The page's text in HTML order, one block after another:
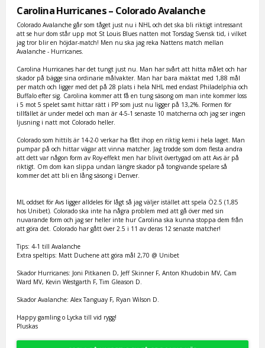
Carolina Hurricanes – Colorado Avalanche
Colorado Avalanche går som tåget just nu i NHL och det ska bli riktigt intressant
att se hur dom står upp mot St Louis Blues natten mot Torsdag Svensk tid, i vilket
jag tror blir en höjdar-match! Men nu ska jag reka Nattens match mellan
Avalanche - Hurricanes.
Carolina Hurricanes har det tungt just nu. Man har svårt att hitta målet och har
skador på bägge sina ordinarie målvakter. Man har bara mäktat med 1,88 mål
per match och ligger med det på 28 plats i hela NHL med endast Philadelphia och
Buffalo efter sig. Carolina kommer att få en tung säsong om man inte kommer loss
i 5 mot 5 spelet samt hittar rätt i PP som just nu ligger på 13,2%. Formen för
tillfället är under medel och man är 4-5-1 senaste 10 matcherna och jag ser ingen
ljusning i natt mot Colorado heller.
Colorado som hittils är 14-2-0 verkar ha fått ihop en riktig kemi i hela laget. Man
pumpar på och hittar vägar att vinna matcher. Jag trodde som dom flesta andra
att dett var någon form av Roy-effekt men har blivit övertygad om att Avs är på
riktigt. Om dom kan slippa undan längre skador på tongivande spelare så
kommer det att bli en lång säsong i Denver.
ML oddset för Avs ligger alldeles för lågt så jag väljer istället att spela Ö2.5 (1,85
hos Unibet). Colorado ska inte ha några problem med att gå över med sin
nuvarande form och jag ser heller inte hur Carolina ska kunna stoppa dem från
att göra det. Colorado har gått över 2.5 i 11 av deras 12 senaste matcher!
Tips: 4-1 till Avalanche
Extra speltips: Matt Duchene att göra mål 2,70 @ Unibet
Skador Hurricanes: Joni Pitkanen D, Jeff Skinner F, Anton Khudobin MV, Cam
Ward MV, Kevin Westgarth F, Tim Gleason D.
Skador Avalanche: Alex Tanguay F, Ryan Wilson D.
Happy gamling o Lycka till vid rygg!
Pluskas